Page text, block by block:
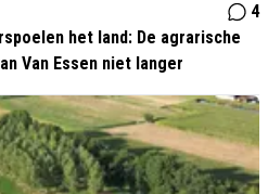
4
het land: De agrarische
Van Essen niet langer